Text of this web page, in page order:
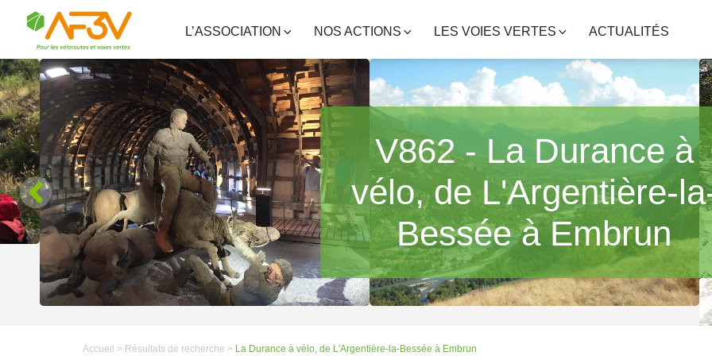
L’ASSOCIATION NOS ACTIONS LES VOIES VERTES ACTUALITÉS
V862 - La Durance à
vélo, de L'Argentière-
Bessée à Embrun
Accueil > Résultats de recherche > La Durance à vélo, de L'Argentière-la-Bessée à Embrun